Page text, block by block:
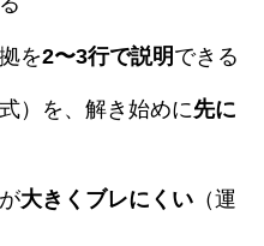
を2〜3行で説明 できる
）を、解き始めに先に
大きくブレにくい （運